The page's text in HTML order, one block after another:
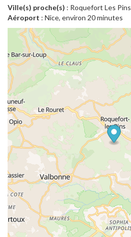
Ville(s) proche(s) : Roquefort Les Pins
Aéroport : Nice, environ 20 minutes